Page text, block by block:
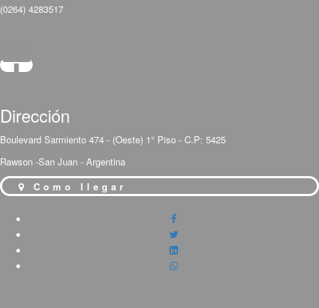
(0264) 4283517
Dirección
Boulevard Sarmiento 474 - (Oeste) 1° Piso - C.P: 5425
Rawson -San Juan - Argentina
Como llegar